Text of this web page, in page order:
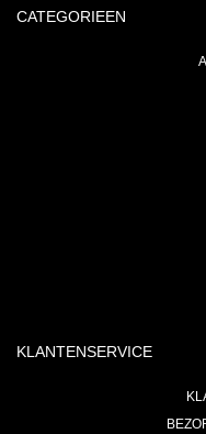
CATEGORIEEN
KLANTENSERVICE